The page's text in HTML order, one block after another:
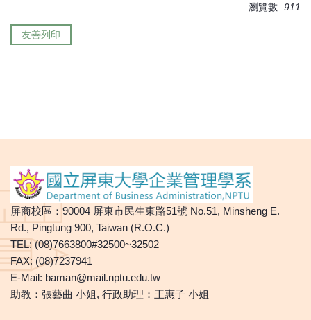
瀏覽數: 911
友善列印
:::
屏商校區：90004 屏東市民生東路51號 No.51, Minsheng E.
Rd., Pingtung 900, Taiwan (R.O.C.)
TEL: (08)7663800#32500~32502
FAX: (08)7237941
E-Mail: baman@mail.nptu.edu.tw
助教：張藝曲 小姐, 行政助理：王惠子 小姐